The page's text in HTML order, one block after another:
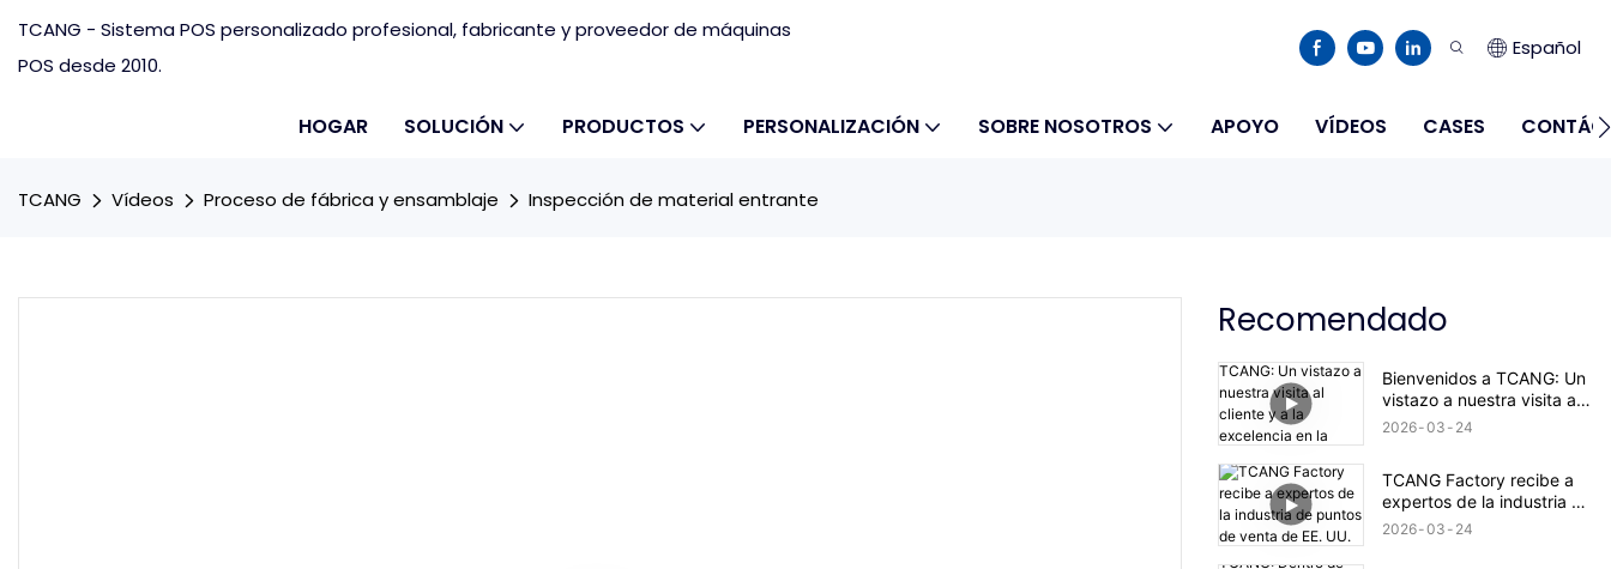
TCANG - Sistema POS personalizado profesional, fabricante y proveedor de máquinas
POS desde 2010.
Español
HOGAR SOLUCIÓN PRODUCTOS PERSONALIZACIÓN SOBRE NOSOTROS APOYO VÍDEOS CASES
TCANG Vídeos Proceso de fábrica y ensamblaje Inspección de material entrante
Recomendado
Bienvenidos a TCANG: Un
vistazo a nuestra visita al
cliente y a la excelencia en
2026 03 24
TCANG Factory recibe a
expertos de la industria de
puntos de venta de EE.
2026 03 24